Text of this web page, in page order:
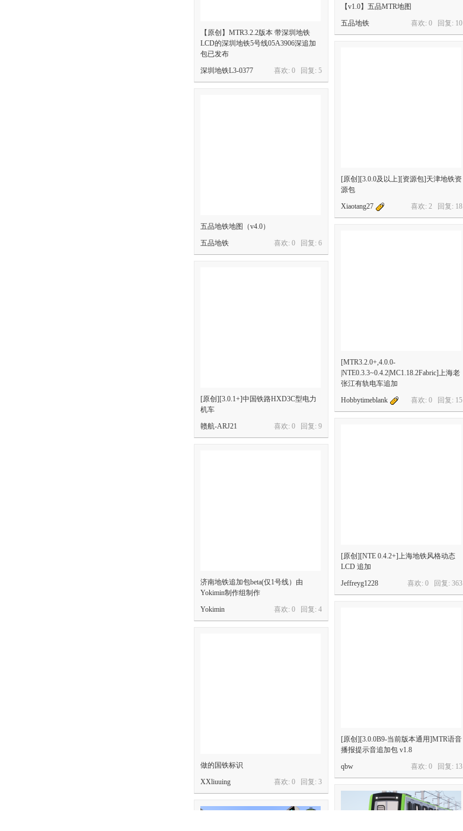
【原创】MTR3.2.2版本 带深圳地铁
LCD的深圳地铁5号线05A3906深追加
包已发布
喜欢: 0 回复: 5
深圳地铁L3-0377
【v1.0】五品MTR地图
喜欢: 0 回复: 10
五品地铁
[原创][3.0.0及以上][资源包]天津地铁资
源包
喜欢: 2 回复: 18
Xiaotang27
五品地铁地图（v4.0）
喜欢: 0 回复: 6
五品地铁
[MTR3.2.0+,4.0.0-
|NTE0.3.3~0.4.2|MC1.18.2Fabric]上海老
张江有轨电车追加
喜欢: 0 回复: 15
Hobbytimeblank
[原创][3.0.1+]中国铁路HXD3C型电力
机车
喜欢: 0 回复: 9
赣航-ARJ21
[原创][NTE 0.4.2+]上海地铁风格动态
LCD 追加
喜欢: 0 回复: 363
Jeffreyg1228
济南地铁追加包beta(仅1号线）由
Yokimin制作组制作
喜欢: 0 回复: 4
Yokimin
[原创][3.0.0B9-当前版本通用]MTR语音
播报提示音追加包 v1.8
喜欢: 0 回复: 13
qbw
做的国铁标识
喜欢: 0 回复: 3
XXliuuing